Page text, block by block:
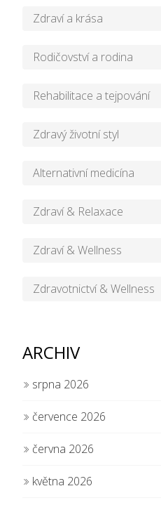
Zdraví a krása
Rodičovství a rodina
Rehabilitace a tejpování
Zdravý životní styl
Alternativní medicína
Zdraví & Relaxace
Zdraví & Wellness
Zdravotnictví & Wellness
ARCHIV
srpna 2026
července 2026
června 2026
května 2026